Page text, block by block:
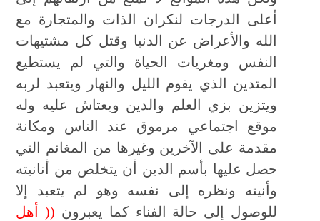
أعلى الدرجات لنكران الذات والمتجارة مع
الله والأعراض عن الدنيا وقتل كل مشتيهات
النفس ومغريات الحياة والتي لم يستطيع
المتدين الذي يقوم الليل والنهار ويتعبد لربه
ويتزين بزي العلم والدين ويعتاش عليه وله
موقع اجتماعي مرموق عند الناس ومكانة
مقدمة على الآخرين وغيرها من المغانم التي
حصل عليها بأسم الدين أن يتخلص من أنانيته
وأنيته ونظره إلى نفسه وهو لم يتعبد إلا
للوصول إلى حالة الفناء كما يعبرون (( أهل